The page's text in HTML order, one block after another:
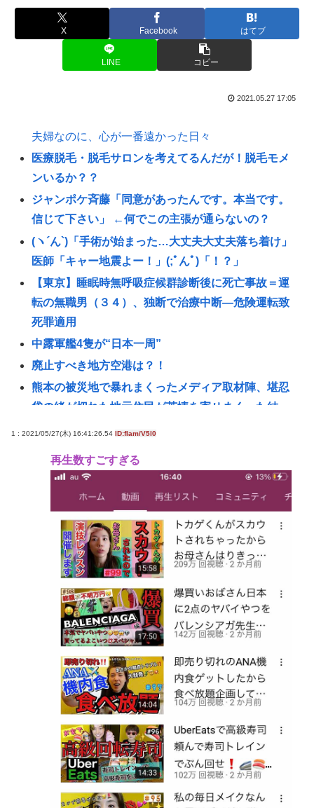
X Facebook はてブ
LINE コピー
2021.05.27 17:05
夫婦なのに、心が一番遠かった日々
医療脱毛・脱毛サロンを考えてるんだが！脱毛モメ
ンいるか？？
ジャンポケ斉藤「同意があったんです。本当です。
信じて下さい」 ←何でこの主張が通らないの？
(ヽ´ん`)「手術が始まった…大丈夫大丈夫落ち着け」
医師「キャー地震よー！」(;ﾟんﾟ)「！？」
【東京】睡眠時無呼吸症候群診断後に死亡事故＝運
転の無職男（３４）、独断で治療中断―危険運転致
死罪適用
中露軍艦4隻が“日本一周”
廃止すべき地方空港は？！
熊本の被災地で暴れまくったメディア取材陣、堪忍
袋の緒が切れた地元住民が苦情を寄せまくった結
浴びてしまった』トムラウシ山で登山中の女子高校
地震の瞬間の手術室の防犯カメラが開示されてしま
う 熊本県八代
サイバーコネクトツー取締役松山洋、ジャンプ垢に
ブロックされてお気持ち表明。何かあったらまず晒
す！これが令和のレスバや！
【悲報】清水良太郎が逝ったら小はだが暴露しまく
りｗｗｗ
【渡邊渚】PTSD発言で大炎上「当時は浸透してなか
った」にネット総ツッコミ
【公然わいせつ】55歳会社員、女子大生に「ニヤニ
ヤ」目撃され逮捕の末路
【朗報】イオン、ポケカを「小・中学生限定販売」
に 転売ヤー対策が大絶賛ｗｗｗ
【衝撃】ビールだけ注ぐと倒れる！？「よなよなエ
ール」がまさかのU字グラスを発売ｗｗｗ
1 : 2021/05/27(木) 16:41:26.54 ID:fIam/V5l0
再生数すごすぎる